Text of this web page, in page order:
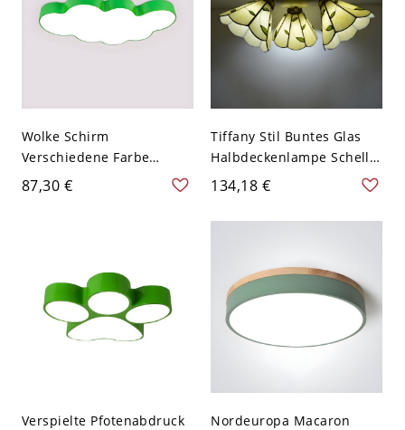
Wolke Schirm
Verschiedene Farbe
Deckenlampe
Kindesgarten Acryl LED 1-
87,30 €
Tiffany Stil Buntes Glas
Halbdeckenlampe Schelle
Schirm Radial 3-Kopf
Deckenleuchte - Grün
110V-120V
134,18 €
Verspielte Pfotenabdruck
Nordeuropa Macaron